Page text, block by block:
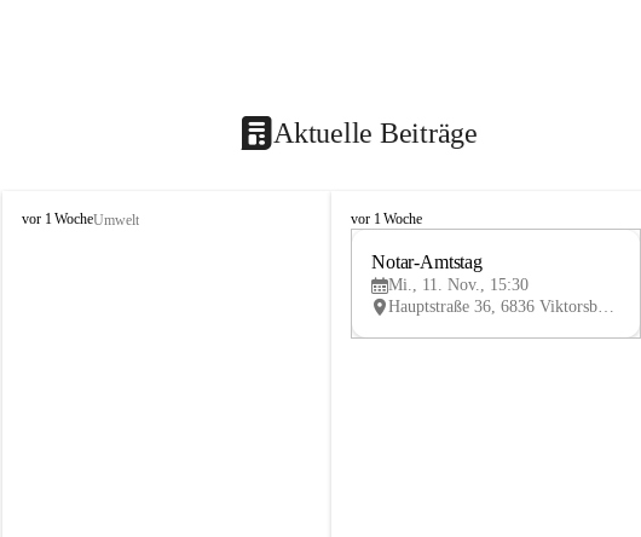
Aktuelle Beiträge
V
vor 1 WocheUmwelt
V
vor 1 Woche
V
Notar-Amtstag
Mi., 11. Nov., 15:30
Hauptstraße 36, 6836 Viktorsberg, AUT